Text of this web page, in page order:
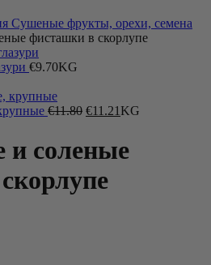
Сушеные фрукты, орехи, семена
фисташки в скорлупе
€9.70KG
€11.80 Первоначальная
€11.80.
€11.21Текущая
KG
соленые